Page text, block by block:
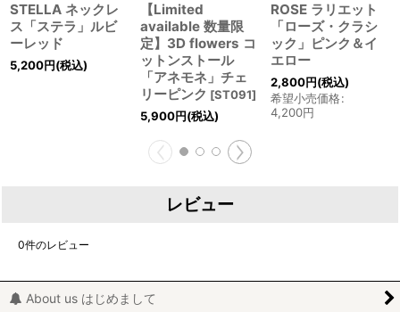
STELLA ネックレ
ス「ステラ」ルビ
ーレッド
5,200円(税込)
【Limited
available 数量限
定】3D flowers コ
ットンストール
「アネモネ」チェ
リーピンク [ST091]
5,900円(税込)
ROSE ラリエット
「ローズ・クラシ
ック」ピンク＆イ
エロー
2,800円(税込)
希望小売価格:
4,200円
レビュー
0件のレビュー
About us はじめまして